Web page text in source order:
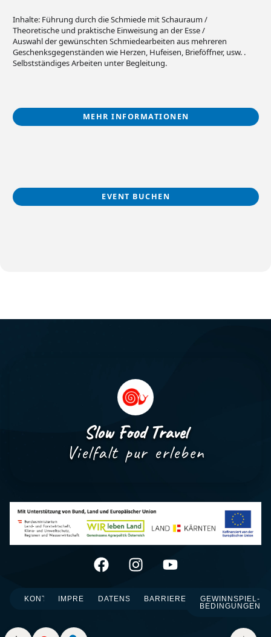
Inhalte: Führung durch die Schmiede mit Schauraum /
Theoretische und praktische Einweisung an der Esse /
Auswahl der gewünschten Schmiedearbeiten aus mehreren
Geschenksgegenständen wie Herzen, Hufeisen, Brieföffner, usw. .
Selbstständiges Arbeiten unter Begleitung.
MEHR INFORMATIONEN
EVENT BUCHEN
Slow Food Travel
Vielfalt pur erleben
KONTAKT IMPRESSUMDATENSCHUTZBARRIEREFREIHEITGEWINNSPIEL-
BEDINGUNGEN